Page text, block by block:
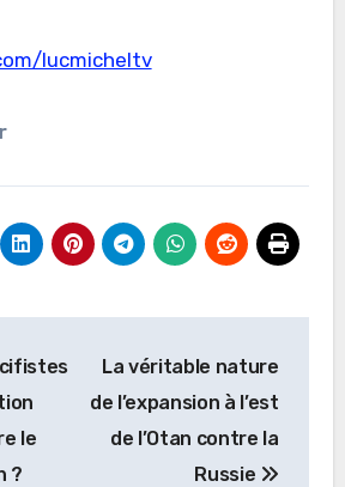
lucmicheltv
le
?
La véritable nature
de l’expansion à l’est
de l’Otan contre la
Russie